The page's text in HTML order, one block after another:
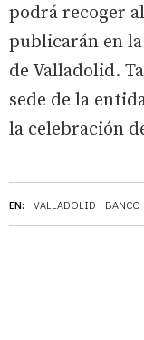
EN: VALLADOLID BANCO
podrá recoger
publicarán en
de Valladolid.
sede de la
la celebración